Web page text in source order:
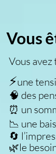
Vous
Vous
⚡​une
🧠 des
⏰ un
📉 une
🔄
🌿le